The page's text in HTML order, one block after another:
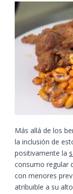
Más allá de los
la inclusión de
positivamente la
consumo regular
con menores
atribuible a su